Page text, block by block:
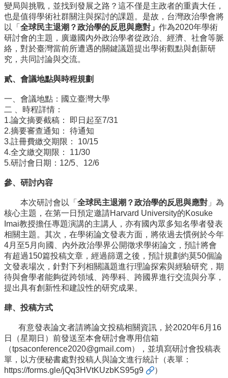
公
事
所
成
員
學
生
務
論
文
口
試
專
區
生
專
區
學
術
研
究
絡
訊
最
新
消
變局與挑戰，並找到發展之路？ 這不僅是主政者的重責大任，
也是值得學術社群關注與探討的課題。 是故，台灣政治學會將
以「 全球民主退潮？政治學的反思與應對」 作為2020年學術
研討會的主題，廣邀國內外政治學者從政治、 經濟、社會等脈
絡， 對於臺灣當前所遭遇的關鍵議題提出學術觀點與創新研
究， 共同討論與交流。
貳、會議地點與時程規劃
一、會議地點：國立臺灣大學
二 、時程詳情：
1.論文摘要截稿： 即日起至7/31
2.摘要審查通知： 待通知
3.註冊費繳交期限： 10/15
4.全文繳交期限： 11/30
5.研討會日期：12/5、12/6
參、研討內容
本次研討會以「 全球民主退潮？政治學的反思與應對 」 為
核心主題，在第一日預定邀請Harvard University的Kosuke
Imai教授擔任專題演講的主講人，亦有國內眾多知名學者發表
相關主題。其次，在學術論文發表方面，將依過去慣例於今年
4月至5月向國、內外政治學界公開徵求學術論文，預計將會
有超過150篇投稿文章，經過篩選之後，預計規劃約莫50個論
文發表場次， 針對下列相關議題進行理論探索與經驗研究，期
待與會學者能夠從跨領域、跨學科、跨國界進行交流與分享，
提出具有創新性和建設性的研究成果。
肆、投稿方式
有意發表論文者請將論文投稿相關資訊，於2020年6月16
日（星期日）前發送至本會研討會專用信箱
（tpsaconference2020@gmail.com），並填寫研討會投稿表
單， 以方便秘書處對投稿人與論文進行統計（表單：
https://forms.gle/jQq3HVtKUzbKS95g9
）